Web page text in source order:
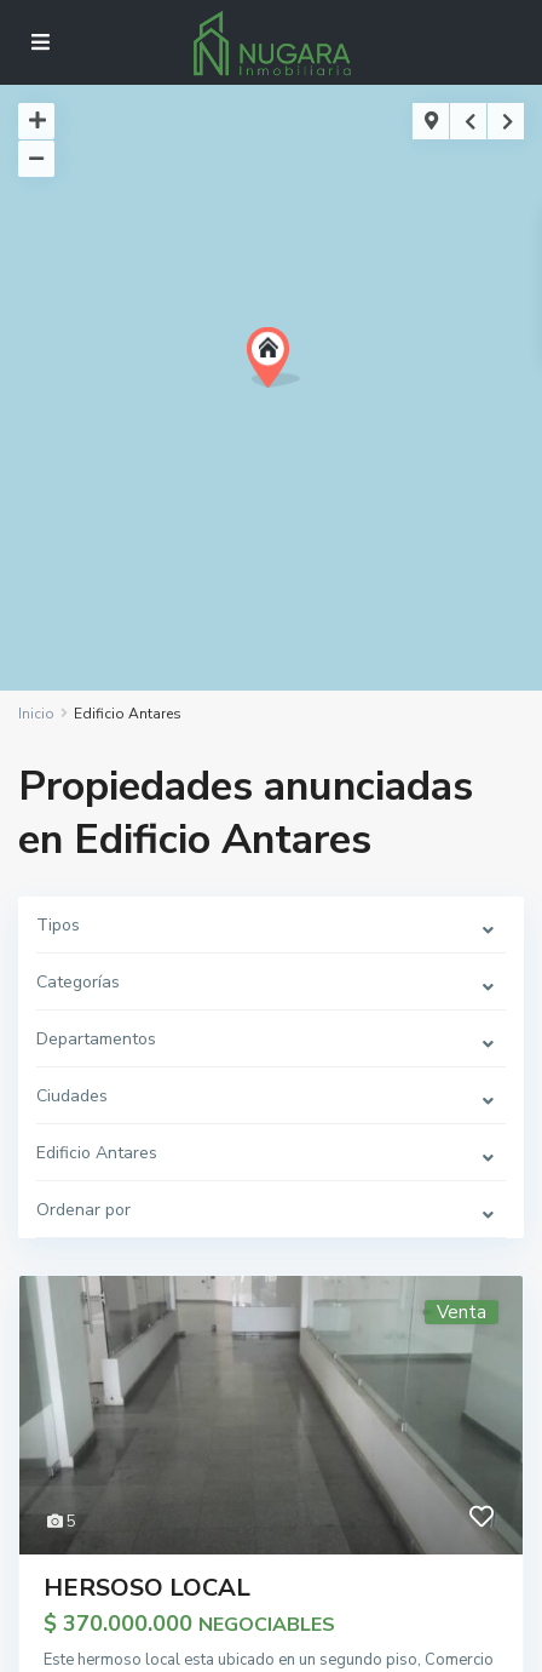
Inicio Edificio Antares
Propiedades anunciadas
en Edificio Antares
Tipos
Categorías
Departamentos
Ciudades
Edificio Antares
Ordenar por
5
Venta
HERSOSO LOCAL
$ 370.000.000 NEGOCIABLES
Este hermoso local esta ubicado en un segundo piso, Comercio